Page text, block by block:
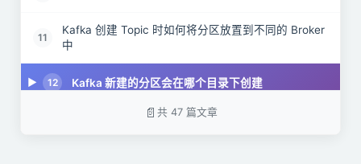
11
Kafka 创建 Topic 时如何将分区放置到不同的 Broker
中
12 Kafka 新建的分区会在哪个目录下创建
partition 的数据如何保存到硬盘
共 47 篇文章